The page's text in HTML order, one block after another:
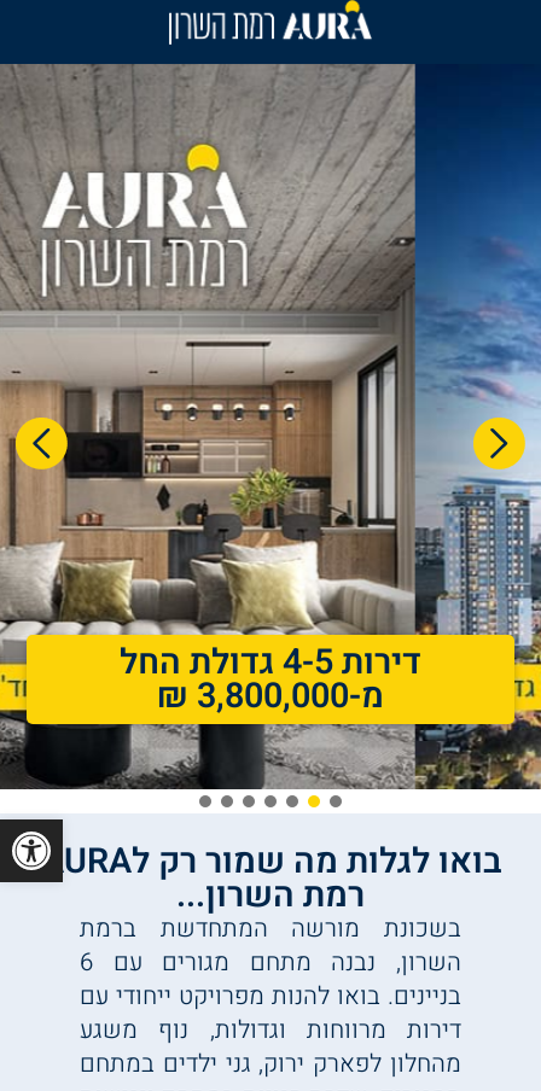
פתח 4
5
6
דירות 4-5 גדולת החל
מ-3,800,000 ₪
בואו לגלות מה שמור רק לAURA
רמת השרון...
בשכונת מורשה המתחדשת ברמת
השרון, נבנה מתחם מגורים עם 6
בניינים. בואו להנות מפרויקט ייחודי עם
דירות מרווחות וגדולות, נוף משגע
מהחלון לפארק ירוק, גני ילדים במתחם